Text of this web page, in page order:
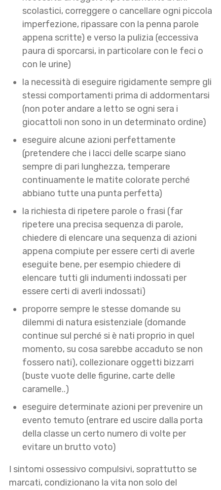
scolastici, correggere o cancellare ogni piccola
imperfezione, ripassare con la penna parole
appena scritte) e verso la pulizia (eccessiva
paura di sporcarsi, in particolare con le feci o
con le urine)
la necessità di eseguire rigidamente sempre gli
stessi comportamenti prima di addormentarsi
(non poter andare a letto se ogni sera i
giocattoli non sono in un determinato ordine)
eseguire alcune azioni perfettamente
(pretendere che i lacci delle scarpe siano
sempre di pari lunghezza, temperare
continuamente le matite colorate perché
abbiano tutte una punta perfetta)
la richiesta di ripetere parole o frasi (far
ripetere una precisa sequenza di parole,
chiedere di elencare una sequenza di azioni
appena compiute per essere certi di averle
eseguite bene, per esempio chiedere di
elencare tutti gli indumenti indossati per
essere certi di averli indossati)
proporre sempre le stesse domande su
dilemmi di natura esistenziale (domande
continue sul perché si è nati proprio in quel
momento, su cosa sarebbe accaduto se non
fossero nati), collezionare oggetti bizzarri
(buste vuote delle figurine, carte delle
caramelle..)
eseguire determinate azioni per prevenire un
evento temuto (entrare ed uscire dalla porta
della classe un certo numero di volte per
evitare un brutto voto)
I sintomi ossessivo compulsivi, soprattutto se
marcati, condizionano la vita non solo del